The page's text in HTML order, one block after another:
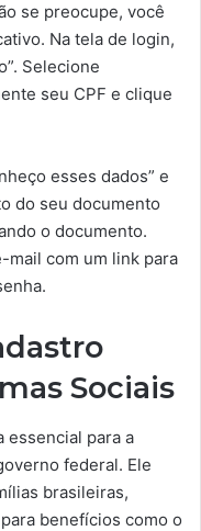
se preocupe, você
Na tela de login,
Selecione
seu CPF e clique
esses dados” e
do seu documento
o documento.
mail com um link para
Sociais
essencial para a
federal. Ele
brasileiras,
benefícios como o